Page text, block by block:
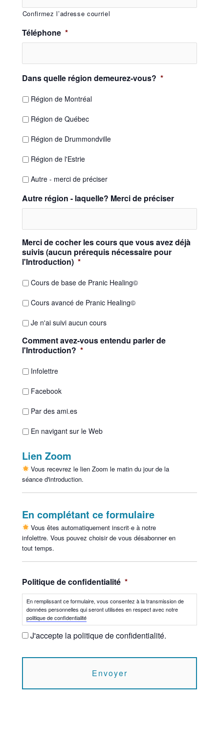
Confirmez l’adresse courriel
Téléphone *
Dans quelle région demeurez-vous? *
Région de Montréal
Région de Québec
Région de Drummondville
Région de l'Estrie
Autre - merci de préciser
Autre région - laquelle? Merci de préciser
Merci de cocher les cours que vous avez déjà
suivis (aucun prérequis nécessaire pour
l'Introduction) *
Cours de base de Pranic Healing©
Cours avancé de Pranic Healing©
Je n'ai suivi aucun cours
Comment avez-vous entendu parler de
l'Introduction? *
Infolettre
Facebook
Par des ami.es
En navigant sur le Web
Lien Zoom
Vous recevrez le lien Zoom le matin du jour de la
séance d'introduction.
En complétant ce formulaire
Vous êtes automatiquement inscrit·e à notre
infolettre. Vous pouvez choisir de vous désabonner en
tout temps.
Politique de confidentialité *
En remplissant ce formulaire, vous consentez à la transmission de
données personnelles qui seront utilisées en respect avec notre
politique de confidentialité
J'accepte la politique de confidentialité.